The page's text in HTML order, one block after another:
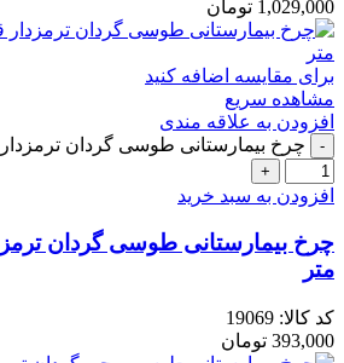
1,029,000 تومان
برای مقایسه اضافه کنید
مشاهده سریع
افزودن به علاقه مندی
چرخ بیمارستانی طوسی گردان ترمزدار قطر 100 میلی
افزودن به سبد خرید
متر
کد کالا: 19069
393,000 تومان